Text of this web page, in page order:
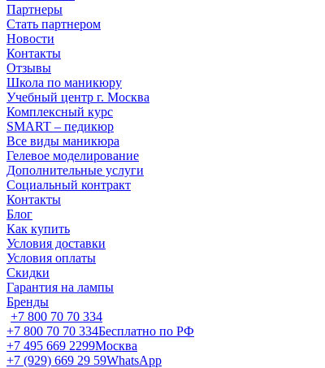
Партнеры
Стать партнером
Новости
Контакты
Отзывы
Школа по маникюру
Учебный центр г. Москва
Комплексный курс
SMART – педикюр
Все виды маникюра
Гелевое моделирование
Дополнительные услуги
Социальный контракт
Контакты
Блог
Как купить
Условия доставки
Условия оплаты
Скидки
Гарантия на лампы
Бренды
+7 800 70 70 334
+7 800 70 70 334Бесплатно по РФ
+7 495 669 2299Москва
+7 (929) 669 29 59WhatsApp